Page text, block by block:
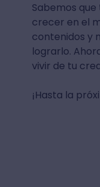
Sabemos
crecer en el
contenidos y
lograrlo.
vivir de tu
¡Hasta la